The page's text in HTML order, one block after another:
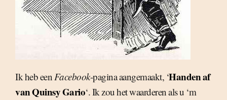
Ik heb eenFacebook-pagina aangemaakt, ‘Handen af
van Quinsy Gario‘. Ik zou het waarderen als u ‘m